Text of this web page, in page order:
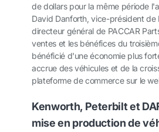
de dollars pour la même période
David Danforth, vice-président de
directeur général de PACCAR
ventes et les bénéfices du
bénéficié d'une économie plus
accrue des véhicules et de la
plateforme de commerce sur le
Kenworth, Peterbilt et
mise en production de